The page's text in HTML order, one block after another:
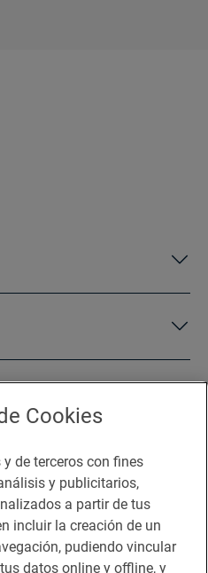
Cookies
de terceros con fines
y publicitarios,
a partir de tus
incluir la creación de un
pudiendo vincular
datos online y offline, y